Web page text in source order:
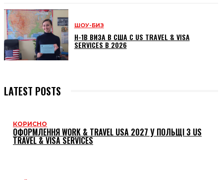
ШОУ-БИЗ
H-1B ВИЗА В США С US TRAVEL & VISA
SERVICES В 2026
LATEST POSTS
КОРИСНО
ОФОРМЛЕННЯ WORK & TRAVEL USA 2027 У ПОЛЬЩІ З US
TRAVEL & VISA SERVICES